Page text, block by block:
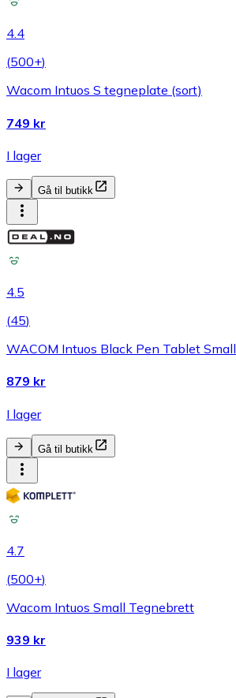
4.4
(500+)
Wacom Intuos S tegneplate (sort)
749 kr
I lager
Gå til butikk
4.5
(45)
WACOM Intuos Black Pen Tablet Small
879 kr
I lager
Gå til butikk
4.7
(500+)
Wacom Intuos Small Tegnebrett
939 kr
I lager